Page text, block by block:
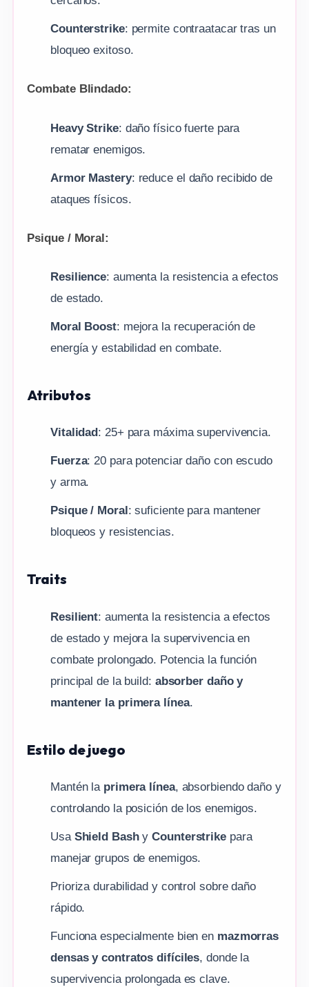
Counterstrike: permite contraatacar tras un
bloqueo exitoso.
Combate Blindado:
Heavy Strike: daño físico fuerte para
rematar enemigos.
Armor Mastery: reduce el daño recibido de
ataques físicos.
Psique / Moral:
Resilience: aumenta la resistencia a efectos
de estado.
Moral Boost: mejora la recuperación de
energía y estabilidad en combate.
Atributos
Vitalidad : 25+ para máxima supervivencia.
Fuerza: 20 para potenciar daño con escudo
y arma.
Psique / Moral : suficiente para mantener
bloqueos y resistencias.
Traits
Resilient: aumenta la resistencia a efectos
de estado y mejora la supervivencia en
combate prolongado. Potencia la función
principal de la build: absorber daño y
mantener la primera línea.
Estilo de juego
Mantén la primera línea, absorbiendo daño y
controlando la posición de los enemigos.
Usa Shield BashyCounterstrikepara
manejar grupos de enemigos.
Prioriza durabilidad y control sobre daño
rápido.
Funciona especialmente bien en mazmorras
densas y contratos difíciles, donde la
supervivencia prolongada es clave.